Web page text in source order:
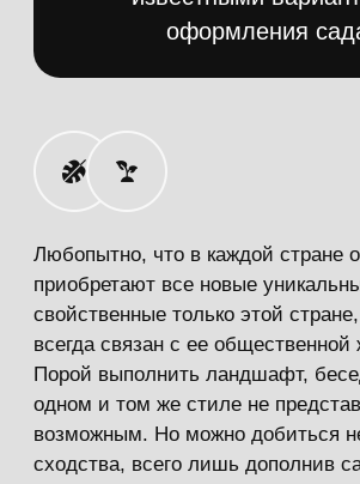
и такие сады, где растения аккуратно
высажены в вазы и высокие клумбы, а
дорожки представляют собой мощенку из
исключительно ровные прямоугольные
газоны, клумбы разных размеров, яркие
однолетники. Особое внимание в таком
представителях флоры, а не замыкаться
исключительно на конструктивных
элементах. Подобное оформление
лучше всего подходит людям,
предпочитающим ароматные травы и
различные лиственные растения.
02